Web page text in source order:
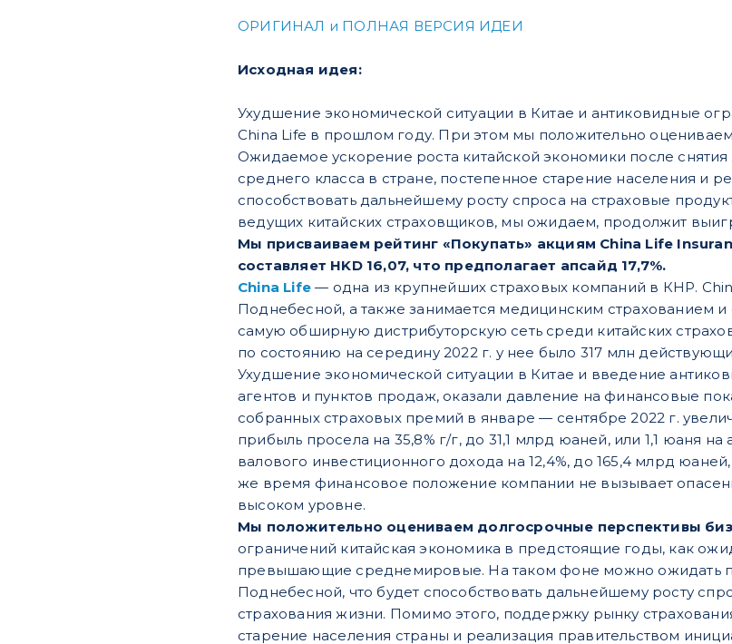
ОРИГИНАЛ и ПОЛНАЯ ВЕРСИЯ ИДЕИ
Исходная идея:
Ухудшение экономической ситуации в Китае и антиковидные
China Life в прошлом году. При этом мы положительно
Ожидаемое ускорение роста китайской экономики после
среднего класса в стране, постепенное старение населения и
способствовать дальнейшему росту спроса на страховые
ведущих китайских страховщиков, мы ожидаем, продолжит
Мы присваиваем рейтинг «Покупать» акциям China Life
составляет HKD 16,07, что предполагает апсайд 17,7%.
China Life — одна из крупнейших страховых компаний в КНР.
Поднебесной, а также занимается медицинским страхованием
самую обширную дистрибуторскую сеть среди китайских
по состоянию на середину 2022 г. у нее было 317 млн
Ухудшение экономической ситуации в Китае и введение
агентов и пунктов продаж, оказали давление на финансовые
собранных страховых премий в январе — сентябре 2022 г.
прибыль просела на 35,8% г/г, до 31,1 млрд юаней, или 1,1 юаня
валового инвестиционного дохода на 12,4%, до 165,4 млрд
же время финансовое положение компании не вызывает
высоком уровне.
Мы положительно оцениваем долгосрочные перспективы
ограничений китайская экономика в предстоящие годы, как
превышающие среднемировые. На таком фоне можно ожидать
Поднебесной, что будет способствовать дальнейшему росту
страхования жизни. Помимо этого, поддержку рынку
старение населения страны и реализация правительством